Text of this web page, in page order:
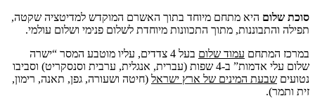
סוכת שלום היא מתחם מיוחד בתוך האשרם המוקדש למדיטציה שקטה,
תפילה והתבוננות, מתוך התכוונות מיוחדת לשלום פנימי ושלום עולמי.
במרכז המתחם עמוד שלום
בעל 4 צדדים, עליו מוטבע המסר “ישרה
שלום עלי אדמות” ב-4 שפות (עברית, אנגלית, ערבית וסנסקריט) וסביבו
נטועים שבעת המינים של ארץ ישראל (חיטה ושעורה, גפן, תאנה, רימון,
זית ותמר).